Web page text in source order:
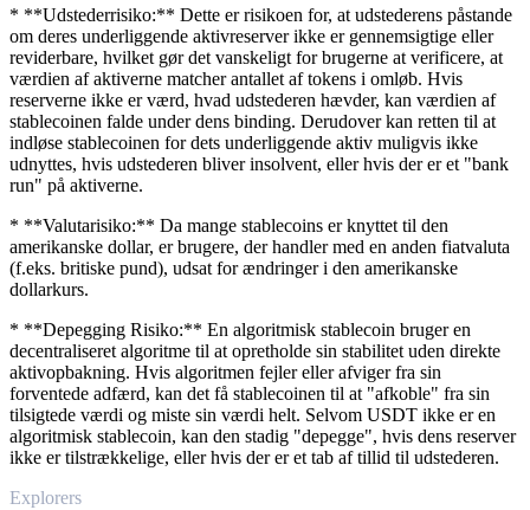
* **Udstederrisiko:** Dette er risikoen for, at udstederens påstande
om deres underliggende aktivreserver ikke er gennemsigtige eller
reviderbare, hvilket gør det vanskeligt for brugerne at verificere, at
værdien af aktiverne matcher antallet af tokens i omløb. Hvis
reserverne ikke er værd, hvad udstederen hævder, kan værdien af
stablecoinen falde under dens binding. Derudover kan retten til at
indløse stablecoinen for dets underliggende aktiv muligvis ikke
udnyttes, hvis udstederen bliver insolvent, eller hvis der er et "bank
run" på aktiverne.
* **Valutarisiko:** Da mange stablecoins er knyttet til den
amerikanske dollar, er brugere, der handler med en anden fiatvaluta
(f.eks. britiske pund), udsat for ændringer i den amerikanske
dollarkurs.
* **Depegging Risiko:** En algoritmisk stablecoin bruger en
decentraliseret algoritme til at opretholde sin stabilitet uden direkte
aktivopbakning. Hvis algoritmen fejler eller afviger fra sin
forventede adfærd, kan det få stablecoinen til at "afkoble" fra sin
tilsigtede værdi og miste sin værdi helt. Selvom USDT ikke er en
algoritmisk stablecoin, kan den stadig "depegge", hvis dens reserver
ikke er tilstrækkelige, eller hvis der er et tab af tillid til udstederen.
Explorers